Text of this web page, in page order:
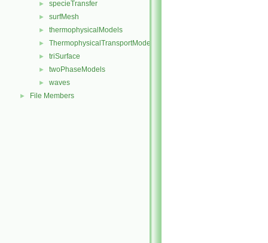
► specieTransfer
► surfMesh
► thermophysicalModels
► ThermophysicalTransportModels
► triSurface
► twoPhaseModels
► waves
► File Members